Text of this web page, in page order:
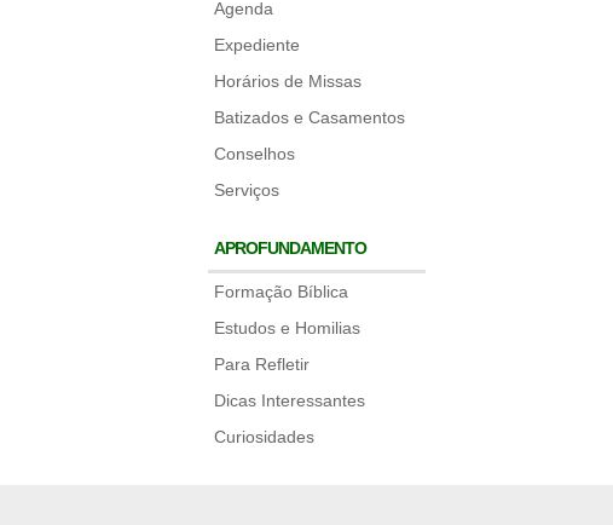
Agenda
Expediente
Horários de Missas
Batizados e Casamentos
Conselhos
Serviços
APROFUNDAMENTO
Formação Bíblica
Estudos e Homilias
Para Refletir
Dicas Interessantes
Curiosidades